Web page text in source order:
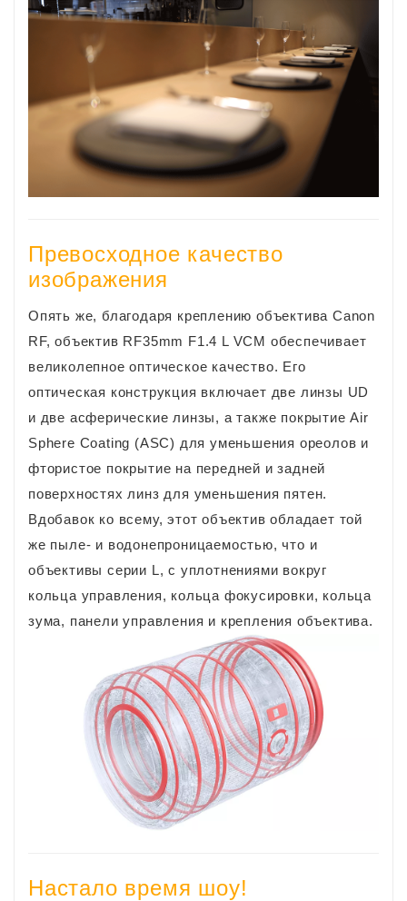
Превосходное качество
изображения
Опять же, благодаря креплению объектива Canon
RF, объектив RF35mm F1.4 L VCM обеспечивает
великолепное оптическое качество. Его
оптическая конструкция включает две линзы UD
и две асферические линзы, а также покрытие Air
Sphere Coating (ASC) для уменьшения ореолов и
фтористое покрытие на передней и задней
поверхностях линз для уменьшения пятен.
Вдобавок ко всему, этот объектив обладает той
же пыле- и водонепроницаемостью, что и
объективы серии L, с уплотнениями вокруг
кольца управления, кольца фокусировки, кольца
зума, панели управления и крепления объектива.
Настало время шоу!